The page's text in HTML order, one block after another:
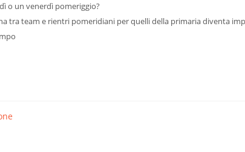
o un venerdì pomeriggio?
tra team e rientri pomeridiani per quelli della primaria diventa